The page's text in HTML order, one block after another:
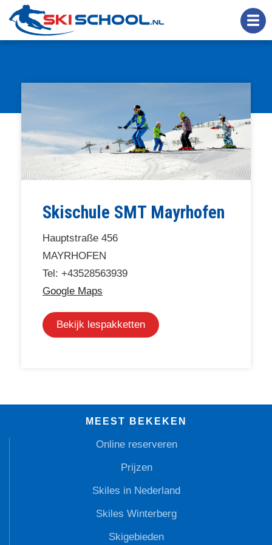
Overslaan
en
naar
de
Skischule SMT Mayrhofen
Hauptstraße 456
MAYRHOFEN
Tel: +43528563939
Google Maps
Bekijk lespakketten
MEEST BEKEKEN
Online reserveren
Prijzen
Skiles in Nederland
Skiles Winterberg
Skigebieden